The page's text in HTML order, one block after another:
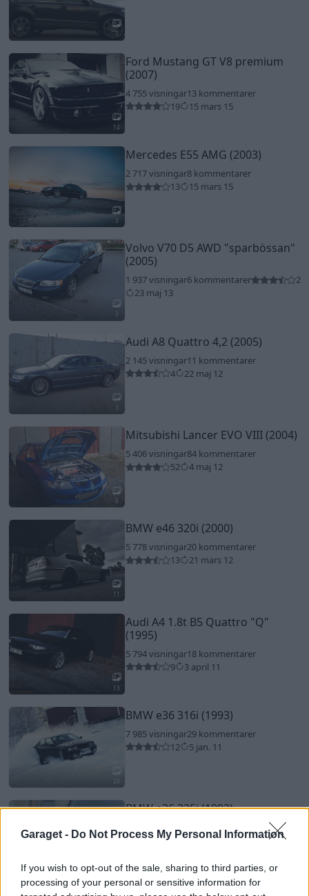
Garaget - Do Not Process My Personal Information
If you wish to opt-out of the sale, sharing to third parties, or
processing of your personal or sensitive information for
7
14
Ford Mustang GT V8 premium
(2007)
4 755 visningar13 kommentarer
19
15 mars 15
3
Mercedes E55 AMG (2003)
2 717 visningar8 kommentarer
13
15 mars 15
3
Volvo V70 D5 AWD "sparbössan"
(2005)
1 937 visningar6 kommentarer
2
23 maj 13
3
Audi A8 Quattro 4,2 (2005)
2 145 visningar11 kommentarer
4
22 maj 12
9
Mitsubishi Lancer EVO VIII (2004)
5 406 visningar84 kommentarer
52
4 maj 12
11
BMW e46 320i (2000)
5 778 visningar20 kommentarer
13
21 mars 12
13
Audi A4 1.8t B5 Quattro "Q"
(1995)
5 794 visningar18 kommentarer
9
3 april 11
20
BMW e36 316i (1993)
7 985 visningar29 kommentarer
12
5 jan. 11
BMW e36 325i (1992)
2 997 visningar 9 kommentarer
4 juni 11